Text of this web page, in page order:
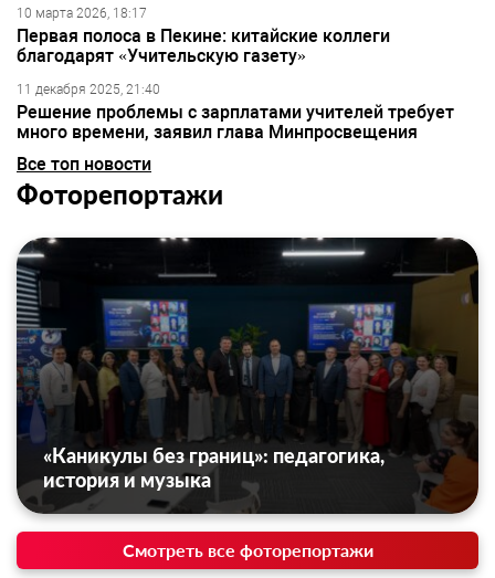
10 марта 2026, 18:17
Первая полоса в Пекине: китайские коллеги
благодарят «Учительскую газету»
11 декабря 2025, 21:40
Решение проблемы с зарплатами учителей требует
много времени, заявил глава Минпросвещения
Все топ новости
Фоторепортажи
«Каникулы без границ»: педагогика,
история и музыка
Смотреть все фоторепортажи